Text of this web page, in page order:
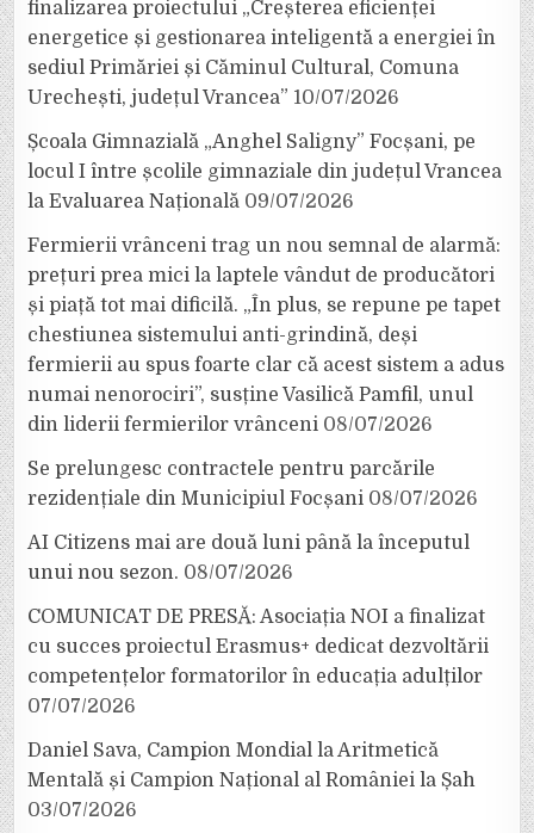
finalizarea proiectului „Creșterea eficienței
energetice și gestionarea inteligentă a energiei în
sediul Primăriei și Căminul Cultural, Comuna
Urechești, județul Vrancea” 10/07/2026
Școala Gimnazială „Anghel Saligny” Focșani, pe
locul I între școlile gimnaziale din județul Vrancea
la Evaluarea Națională 09/07/2026
Fermierii vrânceni trag un nou semnal de alarmă:
prețuri prea mici la laptele vândut de producători
și piață tot mai dificilă. „În plus, se repune pe tapet
chestiunea sistemului anti-grindină, deși
fermierii au spus foarte clar că acest sistem a adus
numai nenorociri”, susține Vasilică Pamfil, unul
din liderii fermierilor vrânceni 08/07/2026
Se prelungesc contractele pentru parcările
rezidențiale din Municipiul Focșani 08/07/2026
AI Citizens mai are două luni până la începutul
unui nou sezon. 08/07/2026
COMUNICAT DE PRESĂ: Asociația NOI a finalizat
cu succes proiectul Erasmus+ dedicat dezvoltării
competențelor formatorilor în educația adulților
07/07/2026
Daniel Sava, Campion Mondial la Aritmetică
Mentală și Campion Național al României la Șah
03/07/2026